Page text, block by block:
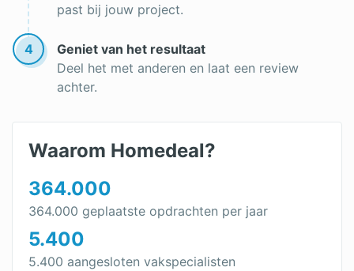
past bij jouw project.
4
Geniet van het resultaat
Deel het met anderen en laat een review
achter.
Waarom Homedeal?
364.000
364.000 geplaatste opdrachten per jaar
5.400
5.400 aangesloten vakspecialisten